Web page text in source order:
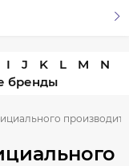
I J K L M
N